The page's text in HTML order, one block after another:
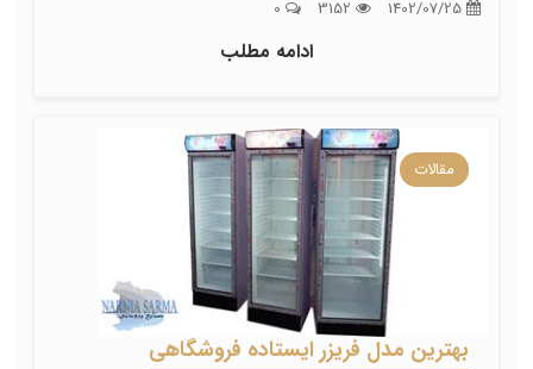
ادامه مطلب
مقالات
بهترین مدل فریزر ایستاده فروشگاهی